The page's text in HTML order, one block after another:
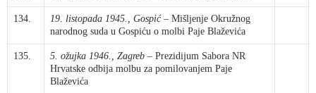
134. 19. listopada 1945., Gospić – Mišljenje Okružnog
narodnog suda u Gospiću o molbi Paje Blaževića
135. 5. ožujka 1946., Zagreb – Prezidijum Sabora NR
Hrvatske odbija molbu za pomilovanjem Paje
Blaževića